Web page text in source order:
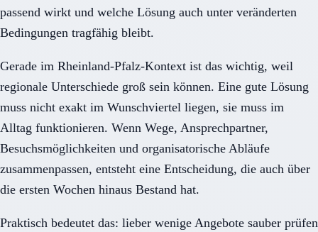
passend wirkt und welche Lösung auch unter veränderten
Bedingungen tragfähig bleibt.
Gerade im Rheinland-Pfalz-Kontext ist das wichtig, weil
regionale Unterschiede groß sein können. Eine gute Lösung
muss nicht exakt im Wunschviertel liegen, sie muss im
Alltag funktionieren. Wenn Wege, Ansprechpartner,
Besuchsmöglichkeiten und organisatorische Abläufe
zusammenpassen, entsteht eine Entscheidung, die auch über
die ersten Wochen hinaus Bestand hat.
Praktisch bedeutet das: lieber wenige Angebote sauber prüfen